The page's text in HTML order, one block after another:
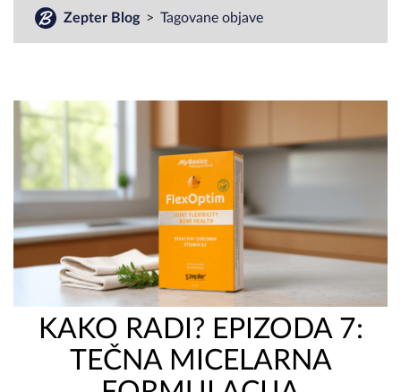
Zepter Blog Tagovane objave
KAKO RADI? EPIZODA 7:
TEČNA MICELARNA